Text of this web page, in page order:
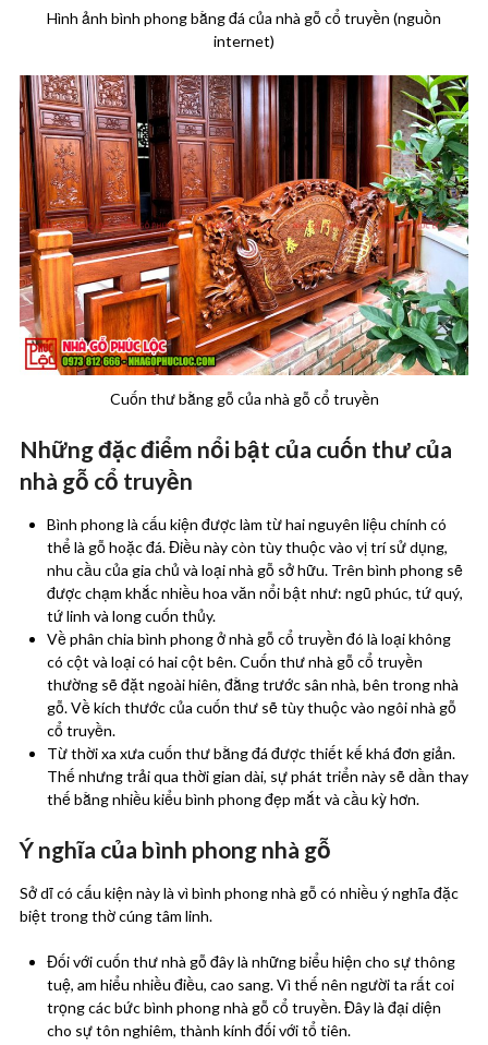
Hình ảnh bình phong bằng đá của nhà gỗ cổ truyền (nguồn
internet)
Cuốn thư bằng gỗ của nhà gỗ cổ truyền
Những đặc điểm nổi bật của cuốn thư của
nhà gỗ cổ truyền
Bình phong là cấu kiện được làm từ hai nguyên liệu chính có
thể là gỗ hoặc đá. Điều này còn tùy thuộc vào vị trí sử dụng,
nhu cầu của gia chủ và loại nhà gỗ sở hữu. Trên bình phong sẽ
được chạm khắc nhiều hoa văn nổi bật như: ngũ phúc, tứ quý,
tứ linh và long cuốn thủy.
Về phân chia bình phong ở nhà gỗ cổ truyền đó là loại không
có cột và loại có hai cột bên. Cuốn thư nhà gỗ cổ truyền
thường sẽ đặt ngoài hiên, đằng trước sân nhà, bên trong nhà
gỗ. Về kích thước của cuốn thư sẽ tùy thuộc vào ngôi nhà gỗ
cổ truyền.
Từ thời xa xưa cuốn thư bằng đá được thiết kế khá đơn giản.
Thế nhưng trải qua thời gian dài, sự phát triển này sẽ dần thay
thế bằng nhiều kiểu bình phong đẹp mắt và cầu kỳ hơn.
Ý nghĩa của bình phong nhà gỗ
Sở dĩ có cấu kiện này là vì bình phong nhà gỗ có nhiều ý nghĩa đặc
biệt trong thờ cúng tâm linh.
Đối với cuốn thư nhà gỗ đây là những biểu hiện cho sự thông
tuệ, am hiểu nhiều điều, cao sang. Vì thế nên người ta rất coi
trọng các bức bình phong nhà gỗ cổ truyền. Đây là đại diện
cho sự tôn nghiêm, thành kính đối với tổ tiên.